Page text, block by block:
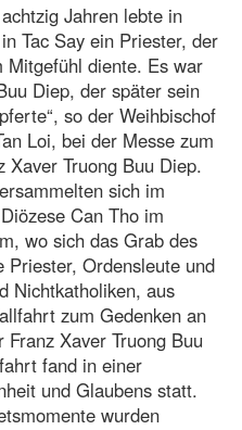
Jahren lebte in
Tac Say ein Priester, der
diente. Es war
Diep, der später sein
so der Weihbischof
Loi, bei der Messe zum
Xaver Truong Buu Diep.
sich im
Can Tho im
wo sich das Grab des
Priester, Ordensleute und
Nichtkatholiken, aus
zum Gedenken an
Xaver Truong Buu
fand in einer
und Glaubens statt.
wurden